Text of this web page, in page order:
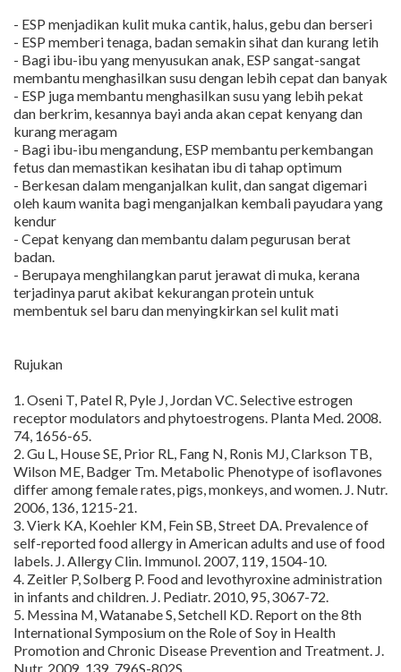
- ESP menjadikan kulit muka cantik, halus, gebu dan berseri
- ESP memberi tenaga, badan semakin sihat dan kurang letih
- Bagi ibu-ibu yang menyusukan anak, ESP sangat-sangat
membantu menghasilkan susu dengan lebih cepat dan banyak
- ESP juga membantu menghasilkan susu yang lebih pekat
dan berkrim, kesannya bayi anda akan cepat kenyang dan
kurang meragam
- Bagi ibu-ibu mengandung, ESP membantu perkembangan
fetus dan memastikan kesihatan ibu di tahap optimum
- Berkesan dalam menganjalkan kulit, dan sangat digemari
oleh kaum wanita bagi menganjalkan kembali payudara yang
kendur
- Cepat kenyang dan membantu dalam pegurusan berat
badan.
- Berupaya menghilangkan parut jerawat di muka, kerana
terjadinya parut akibat kekurangan protein untuk
membentuk sel baru dan menyingkirkan sel kulit mati
Rujukan
1. Oseni T, Patel R, Pyle J, Jordan VC. Selective estrogen
receptor modulators and phytoestrogens. Planta Med. 2008.
74, 1656-65.
2. Gu L, House SE, Prior RL, Fang N, Ronis MJ, Clarkson TB,
Wilson ME, Badger Tm. Metabolic Phenotype of isoflavones
differ among female rates, pigs, monkeys, and women. J. Nutr.
2006, 136, 1215-21.
3. Vierk KA, Koehler KM, Fein SB, Street DA. Prevalence of
self-reported food allergy in American adults and use of food
labels. J. Allergy Clin. Immunol. 2007, 119, 1504-10.
4. Zeitler P, Solberg P. Food and levothyroxine administration
in infants and children. J. Pediatr. 2010, 95, 3067-72.
5. Messina M, Watanabe S, Setchell KD. Report on the 8th
International Symposium on the Role of Soy in Health
Promotion and Chronic Disease Prevention and Treatment. J.
Nutr. 2009, 139, 796S-802S.